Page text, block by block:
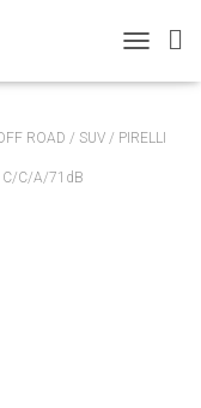
ROAD / SUV / PIRELLI
C/C/A/71dB